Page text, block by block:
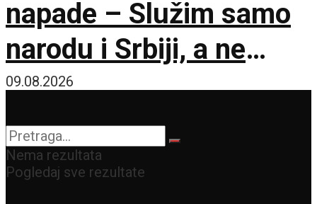
napade – Služim samo
narodu i Srbiji, a ne
stranim silama
09.08.2026
Nema rezultata
Pogledaj sve rezultate